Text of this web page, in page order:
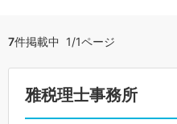
7件掲載中 1/1ページ
雅税理士事務所